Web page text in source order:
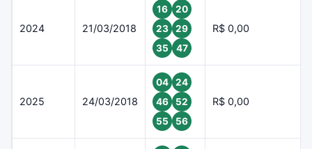
2024 21/03/2018
16
20
23
29
35
47
R$ 0,00
2025 24/03/2018
04
24
46
52
55
56
R$ 0,00